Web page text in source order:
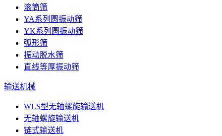
滚筒筛
YA系列圆振动筛
YK系列圆振动筛
弧形筛
振动脱水筛
直线等厚振动筛
输送机械
WLS型无轴螺旋输送机
无轴螺旋输送机
链式输送机